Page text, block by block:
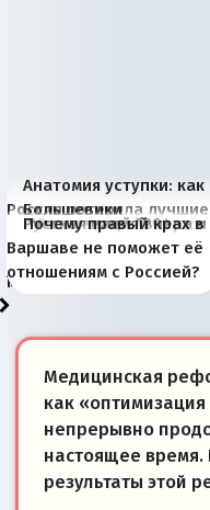
Анатомия уступки: как
Россия потеряла лучшие
рыбопромысловые
районы Баренцева
моря
Большевики
отличаются от «Яблока»
тем, что они -
победители
Киевская марионетка
Запада рассказала о
«переобувании» хозяев
В России назрели
перемены: 15 шагов к
суверенной экономике
Миграционный пожар
Европы
Россия начинает
сбрасывать балласт
Анкориджа
Россия зимой 1904
года: первые уступки во
внутренней политике
Русская нация вчера и
сегодня
Почему правый крах в
Варшаве не поможет её
отношениям с Россией?
Медицинская
как
непрерывно
настоящее
результаты этой